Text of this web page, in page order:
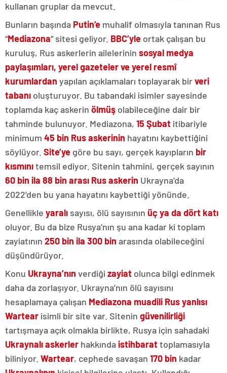
kullanan gruplar da mevcut.
Bunların başında Putin’e muhalif olmasıyla tanınan Rus
“Mediazona” sitesi geliyor. BBC’yle ortak çalışan bu
kuruluş, Rus askerlerin ailelerinin sosyal medya
paylaşımları, yerel gazeteler ve yerel resmî
kurumlardan yapılan açıklamaları toplayarak birveri
tabanı oluşturuyor. Bu tabandaki isimler sayesinde
toplamda kaç askerin ölmüş olabileceğine dair bir
tahminde bulunuyor. Mediazona, 15 Şubat itibariyle
minimum 45 bin Rus askerinin hayatını kaybettiğini
söylüyor. Site’ye göre bu sayı, gerçek kayıpların bir
kısmınıtemsil ediyor. Sitenin tahmini, gerçek sayının
60 bin ila 88 bin arası Rus askerin Ukrayna’da
2022’den bu yana hayatını kaybettiği yönünde.
Genellikle yaralı sayısı, ölü sayısının üç ya da dört katı
oluyor. Bu da bize Rusya’nın şu ana kadar ki toplam
zayiatının 250 bin ila 300 bin arasında olabileceğini
düşündürüyor.
Konu Ukrayna’nın verdiği zayiat olunca bilgi edinmek
daha da zorlaşıyor. Ukrayna’nın ölü sayısını
hesaplamaya çalışan Mediazona muadili Rus yanlısı
Wartear isimli bir site var. Sitenin güvenilirliği
tartışmaya açık olmakla birlikte, Rusya için sahadaki
Ukraynalıaskerler hakkındaistihbarattoplamasıyla
biliniyor. Wartear, cephede savaşan 170 bin kadar